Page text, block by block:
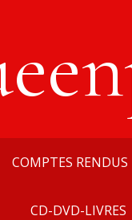
COMPTES RENDUS
CD-DVD-LIVRES